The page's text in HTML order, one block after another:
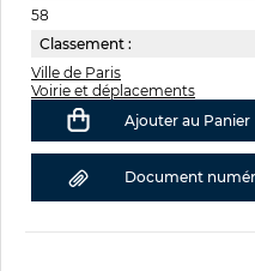
58
Classement :
Ville de Paris
Voirie et déplacements
Ajouter au Panier
Document